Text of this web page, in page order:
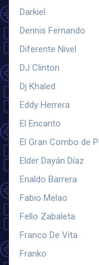
Darkiel
Dennis Fernando
Diferente Nivel
DJ Clinton
Dj Khaled
Eddy Herrera
El Encanto
El Gran Combo de
Elder Dayán Díaz
Enaldo Barrera
Fabio Melao
Fello Zabaleta
Franco De Vita
Franko